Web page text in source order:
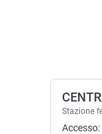
Stazione
Accesso: